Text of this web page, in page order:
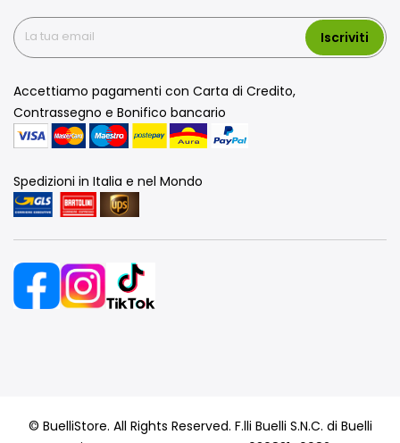
Iscriviti
Accettiamo pagamenti con Carta di Credito,
Contrassegno e Bonifico bancario
Spedizioni in Italia e nel Mondo
© BuelliStore. All Rights Reserved. F.lli Buelli S.N.C. di Buelli